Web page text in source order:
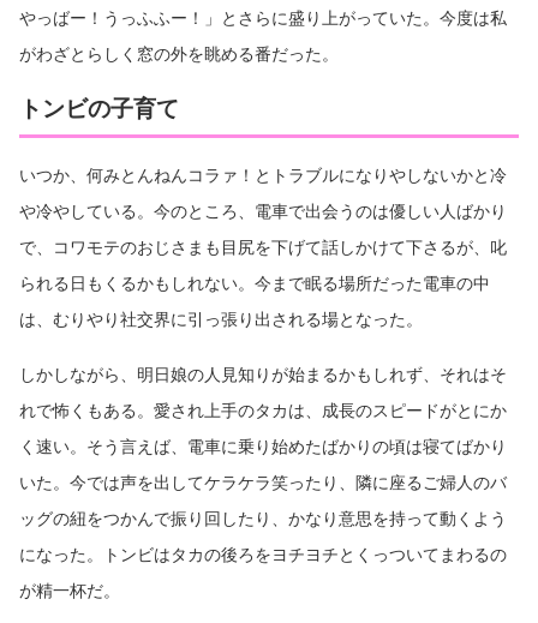
やっばー！うっふふー！」とさらに盛り上がっていた。今度は私
がわざとらしく窓の外を眺める番だった。
トンビの子育て
いつか、何みとんねんコラァ！とトラブルになりやしないかと冷
や冷やしている。今のところ、電車で出会うのは優しい人ばかり
で、コワモテのおじさまも目尻を下げて話しかけて下さるが、叱
られる日もくるかもしれない。今まで眠る場所だった電車の中
は、むりやり社交界に引っ張り出される場となった。
しかしながら、明日娘の人見知りが始まるかもしれず、それはそ
れで怖くもある。愛され上手のタカは、成長のスピードがとにか
く速い。そう言えば、電車に乗り始めたばかりの頃は寝てばかり
いた。今では声を出してケラケラ笑ったり、隣に座るご婦人のバ
ッグの紐をつかんで振り回したり、かなり意思を持って動くよう
になった。トンビはタカの後ろをヨチヨチとくっついてまわるの
が精一杯だ。